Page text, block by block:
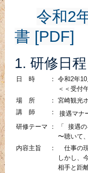
令和2
書 [PDF]
1. 研修日程
日 時 ： 令和2年
＜＜受付
場 所
： 宮崎観光
講 師
： 接遇マナ
研修テーマ
：
「 接遇
〜聴いて
内容主旨
：
仕事の
しかし、
相手と距